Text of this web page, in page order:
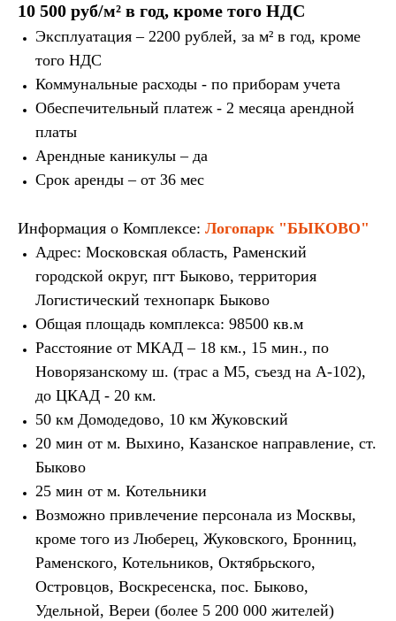
10 500 руб/м² в год, кроме того НДС
Эксплуатация – 2200 рублей, за м² в год, кроме
того НДС
Коммунальные расходы - по приборам учета
Обеспечительный платеж - 2 месяца арендной
платы
Арендные каникулы – да
Срок аренды – от 36 мес
Информация о Комплексе: Логопарк "БЫКОВО"
Адрес: Московская область, Раменский
городской округ, пгт Быково, территория
Логистический технопарк Быково
Общая площадь комплекса: 98500 кв.м
Расстояние от МКАД – 18 км., 15 мин., по
Новорязанскому ш. (трас а М5, съезд на А-102),
до ЦКАД - 20 км.
50 км Домодедово, 10 км Жуковский
20 мин от м. Выхино, Казанское направление, ст.
Быково
25 мин от м. Котельники
Возможно привлечение персонала из Москвы,
кроме того из Люберец, Жуковского, Бронниц,
Раменского, Котельников, Октябрьского,
Островцов, Воскресенска, пос. Быково,
Удельной, Вереи (более 5 200 000 жителей)